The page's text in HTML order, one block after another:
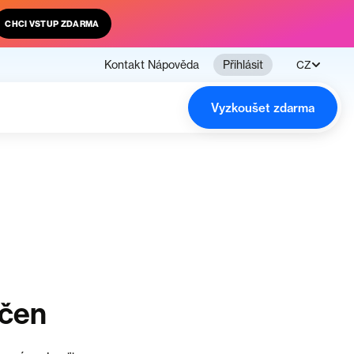
CHCI VSTUP ZDARMA
Kontakt Nápověda Přihlásit CZ
Vyzkoušet zdarma